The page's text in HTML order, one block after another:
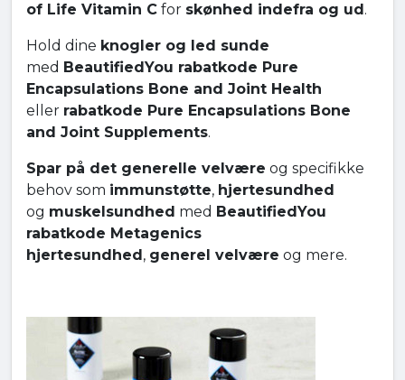
of Life Vitamin C for skønhed indefra og ud .
Hold dine knogler og led sunde
med BeautifiedYou rabatkode Pure
Encapsulations Bone and Joint Health
eller rabatkode Pure Encapsulations Bone
and Joint Supplements.
Spar på det generelle velvære og specifikke
behov som immunstøtte, hjertesundhed
og muskelsundhed med BeautifiedYou
rabatkode Metagenics
hjertesundhed , generel velvære og mere.